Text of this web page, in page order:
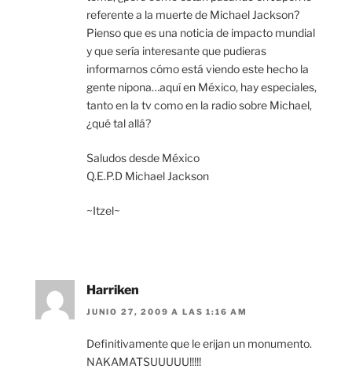
referente a la muerte de Michael Jackson?
Pienso que es una noticia de impacto mundial
y que sería interesante que pudieras
informarnos cómo está viendo este hecho la
gente nipona…aquí en México, hay especiales,
tanto en la tv como en la radio sobre Michael,
¿qué tal allá?
Saludos desde México
Q.E.P.D Michael Jackson
~Itzel~
Harriken
JUNIO 27, 2009 A LAS 1:16 AM
Definitivamente que le erijan un monumento.
NAKAMATSUUUUU!!!!!